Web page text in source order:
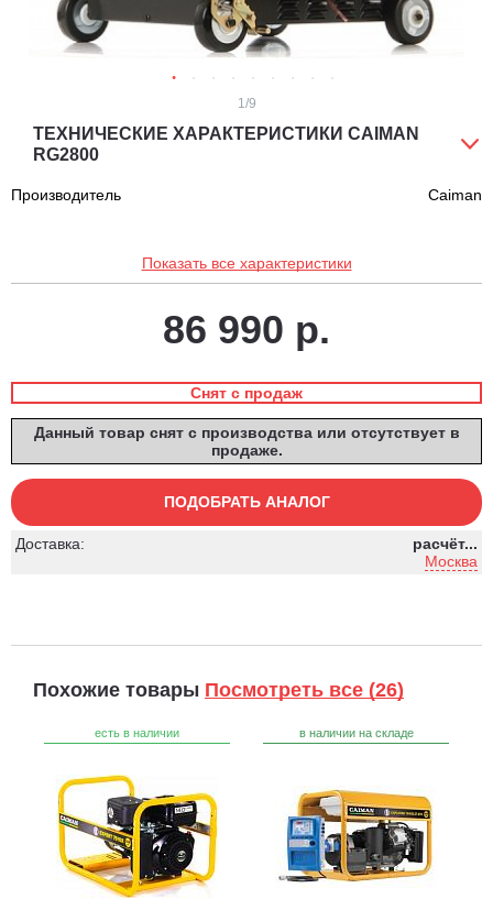
1 /9
ТЕХНИЧЕСКИЕ ХАРАКТЕРИСТИКИ CAIMAN
RG2800
Производитель Caiman
Показать все характеристики
86 990 р.
Снят с продаж
Данный товар снят с производства или отсутствует в
продаже.
ПОДОБРАТЬ АНАЛОГ
Доставка:
расчёт...
Москва
Похожие товары Посмотреть все (26)
есть в наличии в наличии на складе